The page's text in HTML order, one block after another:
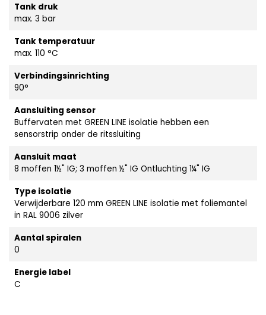
Tank druk
max. 3 bar
Tank temperatuur
max. 110 °C
Verbindingsinrichting
90°
Aansluiting sensor
Buffervaten met GREEN LINE isolatie hebben een
sensorstrip onder de ritssluiting
Aansluit maat
8 moffen 1½" IG; 3 moffen ½" IG Ontluchting 1¼" IG
Type isolatie
Verwijderbare 120 mm GREEN LINE isolatie met foliemantel
in RAL 9006 zilver
Aantal spiralen
0
Energie label
C